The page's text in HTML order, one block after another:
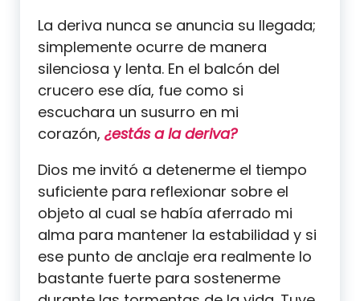
La deriva nunca se anuncia su llegada;
simplemente ocurre de manera
silenciosa y lenta. En el balcón del
crucero ese día, fue como si
escuchara un susurro en mi
corazón, ¿estás a la deriva?
Dios me invitó a detenerme el tiempo
suficiente para reflexionar sobre el
objeto al cual se había aferrado mi
alma para mantener la estabilidad y si
ese punto de anclaje era realmente lo
bastante fuerte para sostenerme